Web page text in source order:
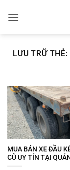
qua
LƯU TRỮ THẺ:
MUA BÁN XE ĐẦU
CŨ UY TÍN TẠI